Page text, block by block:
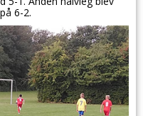
6-2.